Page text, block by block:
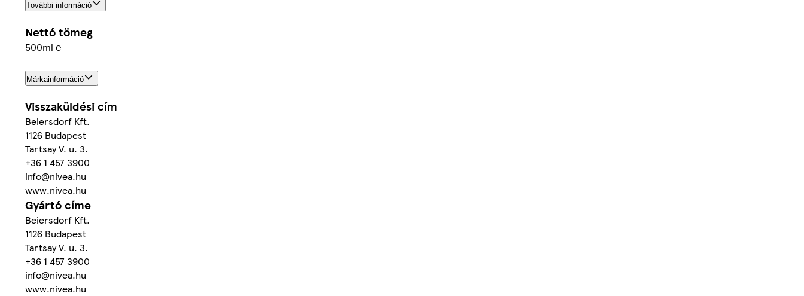
További információ
Nettó tömeg
500ml ℮
Márkainformáció
Visszaküldési cím
Beiersdorf Kft.
1126 Budapest
Tartsay V. u. 3.
+36 1 457 3900
info@nivea.hu
www.nivea.hu
Gyártó címe
Beiersdorf Kft.
1126 Budapest
Tartsay V. u. 3.
+36 1 457 3900
info@nivea.hu
www.nivea.hu